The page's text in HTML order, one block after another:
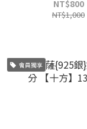
NT$800
NT$1,000
會員獨享